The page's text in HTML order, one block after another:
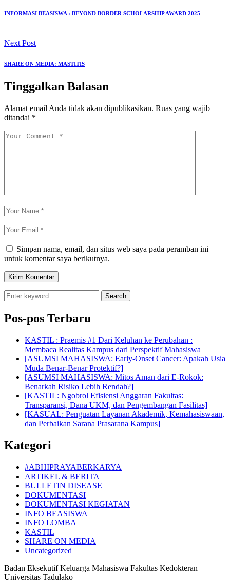
INFORMASI BEASISWA : BEYOND BORDER SCHOLARSHIP AWARD 2025
Next Post
SHARE ON MEDIA: MASTITIS
Tinggalkan Balasan
Alamat email Anda tidak akan dipublikasikan. Ruas yang wajib
ditandai *
Simpan nama, email, dan situs web saya pada peramban ini
untuk komentar saya berikutnya.
Search
Pos-pos Terbaru
KASTIL : Praemis #1 Dari Keluhan ke Perubahan :
Membaca Realitas Kampus dari Perspektif Mahasiswa
[ASUMSI MAHASISWA: Early-Onset Cancer: Apakah Usia
Muda Benar-Benar Protektif?]
[ASUMSI MAHASISWA: Mitos Aman dari E-Rokok:
Benarkah Risiko Lebih Rendah?]
[KASTIL: Ngobrol Efisiensi Anggaran Fakultas:
Transparansi, Dana UKM, dan Pengembangan Fasilitas]
[KASUAL: Penguatan Layanan Akademik, Kemahasiswaan,
dan Perbaikan Sarana Prasarana Kampus]
Kategori
#ABHIPRAYABERKARYA
ARTIKEL & BERITA
BULLETIN DISEASE
DOKUMENTASI
DOKUMENTASI KEGIATAN
INFO BEASISWA
INFO LOMBA
KASTIL
SHARE ON MEDIA
Uncategorized
Badan Eksekutif Keluarga Mahasiswa Fakultas Kedokteran
Universitas Tadulako